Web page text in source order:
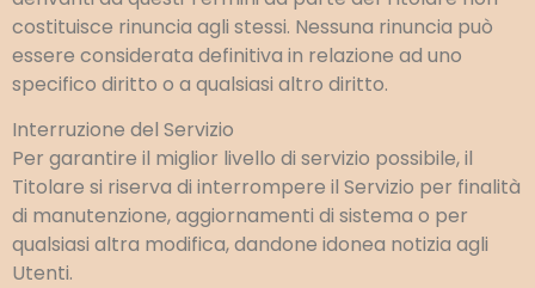
costituisce rinuncia agli stessi. Nessuna rinuncia può
essere considerata definitiva in relazione ad uno
specifico diritto o a qualsiasi altro diritto.
Interruzione del Servizio
Per garantire il miglior livello di servizio possibile, il
Titolare si riserva di interrompere il Servizio per finalità
di manutenzione, aggiornamenti di sistema o per
qualsiasi altra modifica, dandone idonea notizia agli
Utenti.